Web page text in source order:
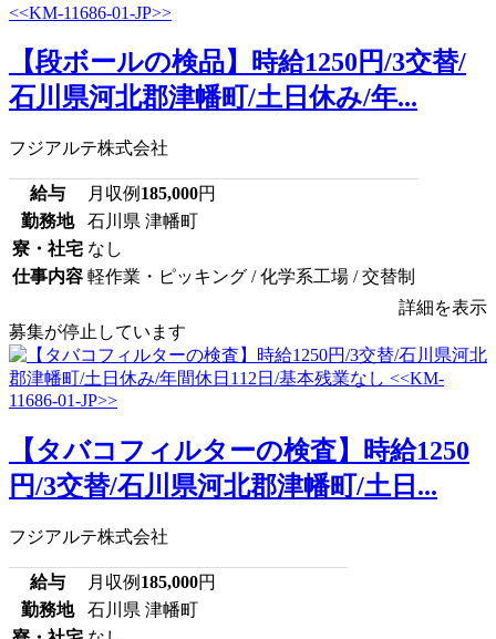
【段ボールの検品】時給1250円/3交替/
石川県河北郡津幡町/土日休み/年...
フジアルテ株式会社
給与 月収例 185,000円
勤務地
石川県 津幡町
寮・社宅 なし
仕事内容 軽作業・ピッキング / 化学系工場 / 交替制
詳細を表示
募集が停止しています
【タバコフィルターの検査】時給1250
円/3交替/石川県河北郡津幡町/土日...
フジアルテ株式会社
給与 月収例 185,000円
勤務地
石川県 津幡町